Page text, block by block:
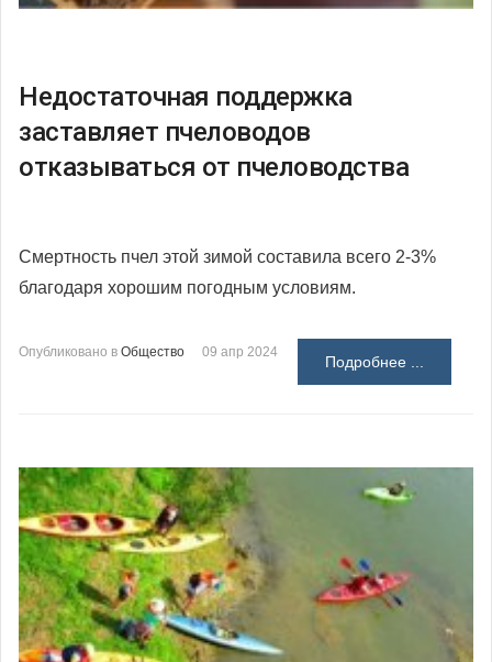
Недостаточная поддержка
заставляет пчеловодов
отказываться от пчеловодства
Смертность пчел этой зимой составила всего 2-3%
благодаря хорошим погодным условиям.
Опубликовано в Общество 09 апр 2024
Подробнее ...